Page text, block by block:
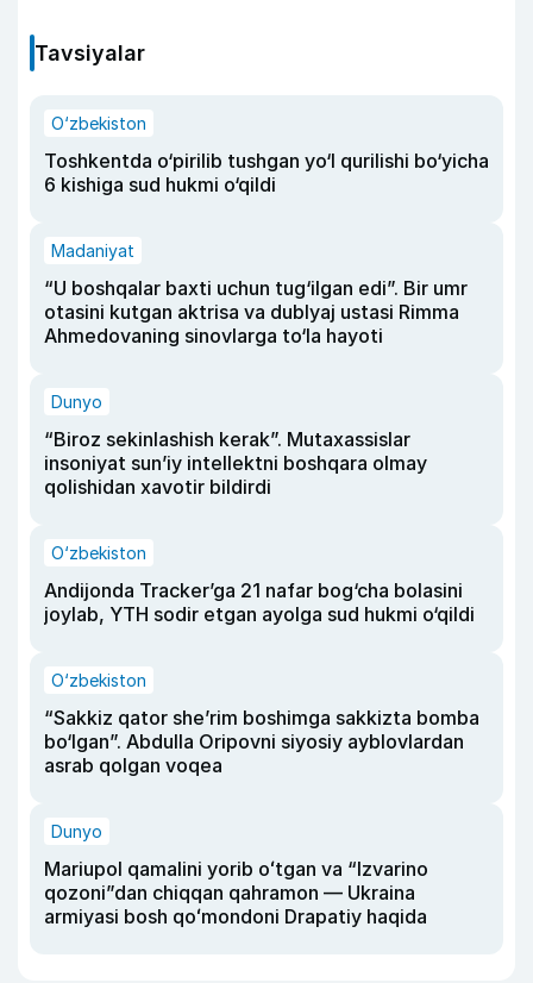
Tavsiyalar
O‘zbekiston
Toshkentda o‘pirilib tushgan yo‘l qurilishi bo‘yicha
6 kishiga sud hukmi o‘qildi
Madaniyat
“U boshqalar baxti uchun tug‘ilgan edi”. Bir umr
otasini kutgan aktrisa va dublyaj ustasi Rimma
Ahmedovaning sinovlarga to‘la hayoti
Dunyo
“Biroz sekinlashish kerak”. Mutaxassislar
insoniyat sun’iy intellektni boshqara olmay
qolishidan xavotir bildirdi
O‘zbekiston
Andijonda Tracker’ga 21 nafar bog‘cha bolasini
joylab, YTH sodir etgan ayolga sud hukmi o‘qildi
O‘zbekiston
“Sakkiz qator she’rim boshimga sakkizta bomba
bo‘lgan”. Abdulla Oripovni siyosiy ayblovlardan
asrab qolgan voqea
Dunyo
Mariupol qamalini yorib oʻtgan va “Izvarino
qozoni”dan chiqqan qahramon — Ukraina
armiyasi bosh qoʻmondoni Drapatiy haqida